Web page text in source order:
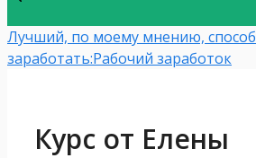
Лучший, по моему мнению, способ
заработать:Рабочий заработок
Курс от Елены